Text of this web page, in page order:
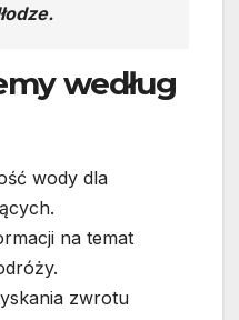
według
wody dla
na temat
zwrotu